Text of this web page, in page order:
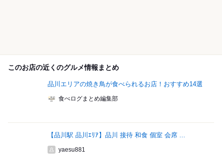
このお店の近くのグルメ情報まとめ
品川エリアの焼き鳥が食べられるお店！おすすめ14選
食べログまとめ編集部
【品川駅 品川ｴﾘｱ】品川 接待 和食 個室 会席 ...
yaesu881